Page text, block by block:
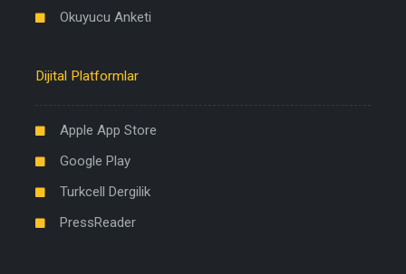
Okuyucu Anketi
Dijital Platformlar
Apple App Store
Google Play
Turkcell Dergilik
PressReader